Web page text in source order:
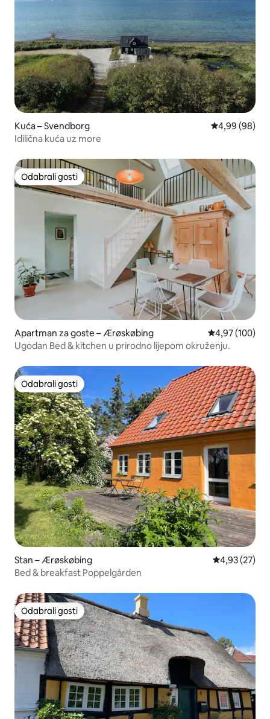
Kuća – Svendborg Prosječna
4,99 (98)
Idilična kuća uz more
Odabrali gosti
Odabrali gosti
Apartman za goste – Ærøskøbing Prosječna
4,97 (100)
Ugodan Bed & kitchen u prirodno lijepom okruženju.
Odabrali gosti
Odabrali gosti
Stan – Ærøskøbing Prosječna
4,93 (27)
Bed & breakfast Poppelgården
Odabrali gosti
Odabrali gosti